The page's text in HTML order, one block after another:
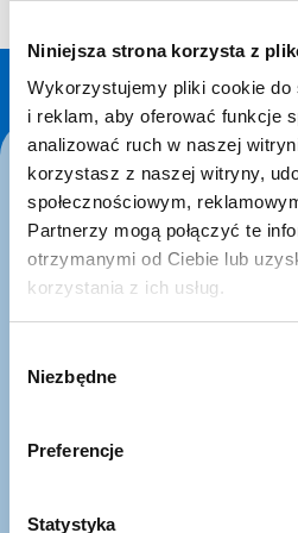
Niniejsza strona korzysta z
Wykorzystujemy pliki cookie do
i reklam, aby oferować funkcje
analizować ruch w naszej
korzystasz z naszej witryny,
społecznościowym,
Partnerzy mogą połączyć te
otrzymanymi od Ciebie lub
korzystania z ich usług.
Niezbędne
Preferencje
Statystyka
Zapisz się do
Chcesz być na bieżąco z naszą
promocjami? Szukasz więcej
oprogramowaniu, a także samej
geodezją, UAV? Subskrybuj
regularnie będziesz otrzymywać
interesującymi dla Ciebie newsami.